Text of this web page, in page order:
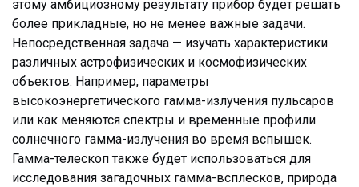
этому амбициозному результату прибор будет решать
более прикладные, но не менее важные задачи.
Непосредственная задача — изучать характеристики
различных астрофизических и космофизических
объектов. Например, параметры
высокоэнергетического гамма-излучения пульсаров
или как меняются спектры и временные профили
солнечного гамма-излучения во время вспышек.
Гамма-телескоп также будет использоваться для
исследования загадочных гамма-всплесков, природа